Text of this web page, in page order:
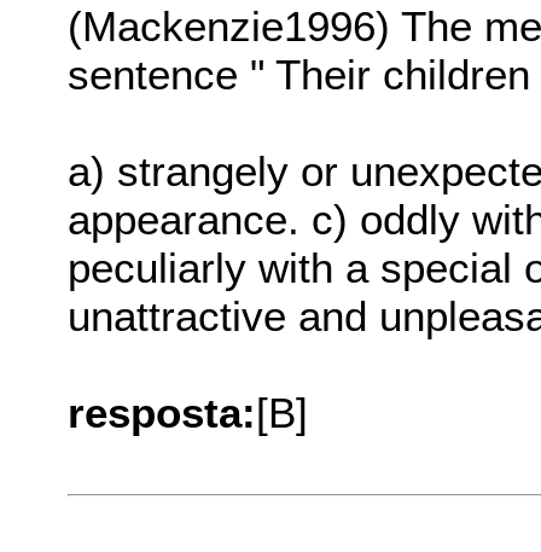
(Mackenzie1996) The
sentence " Their
a) strangely or
appearance. c) oddly
peculiarly with a special
unattractive and
resposta:[B]